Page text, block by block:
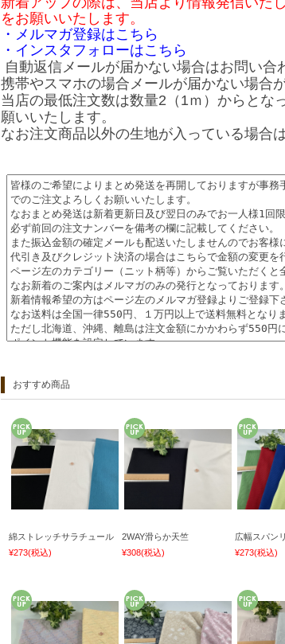
をお願いいたします。
・メルマガ登録はこちら
・インスタフォローはこちら
自動返信メールが届かない場合はお問い合
携帯やスマホの場合メールが届かない場合
当店の最低注文数は数量2（1ｍ）からとな
願いいたします。
なお注文商品以外の生地が入っている場合
おすすめ商品
綿ストレッチサラチュール
¥273(税込)
2WAY滑らか天竺
¥308(税込)
広幅スパン
¥273(税込)